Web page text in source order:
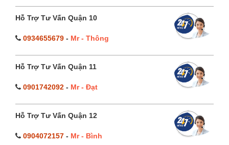
Hỗ Trợ Tư Vấn Quận 10
0934655679 - Mr - Thông
Hỗ Trợ Tư Vấn Quận 11
0901742092 - Mr - Đạt
Hỗ Trợ Tư Vấn Quận 12
0904072157 - Mr - Bình